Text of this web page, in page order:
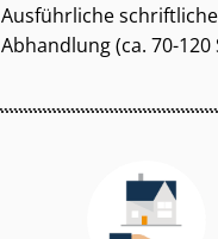
Ausführliche schriftliche
Abhandlung (ca. 70-120